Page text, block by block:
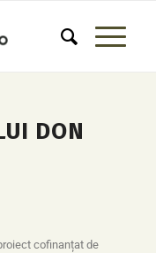
DON
cofinanțat de